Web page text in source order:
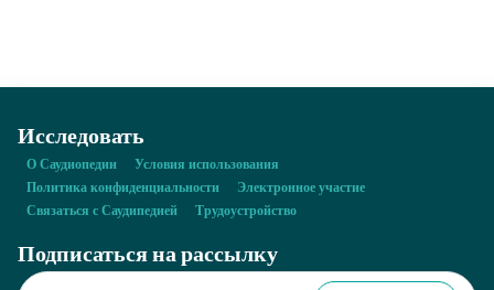
Исследовать
О Саудиопедии
Условия использования
Политика конфиденциальности
Электронное участие
Связаться с Саудипедией
Трудоустройство
Подписаться на рассылку